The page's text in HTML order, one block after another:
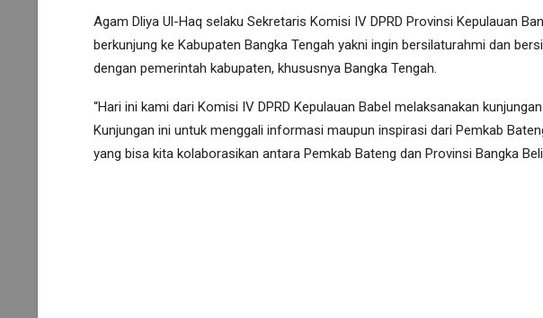
Agam Dliya Ul-Haq selaku Sekretaris Komisi IV DPRD Provinsi Kepulauan
berkunjung ke Kabupaten Bangka Tengah yakni ingin bersilaturahmi dan
dengan pemerintah kabupaten, khususnya Bangka Tengah.
“Hari ini kami dari Komisi IV DPRD Kepulauan Babel melaksanakan
Kunjungan ini untuk menggali informasi maupun inspirasi dari Pemkab
yang bisa kita kolaborasikan antara Pemkab Bateng dan Provinsi Bangka